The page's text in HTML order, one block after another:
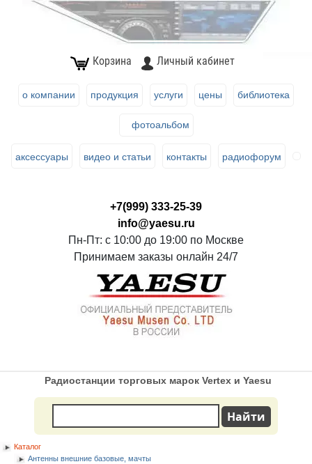
Корзина Личный кабинет
о компании продукция услуги цены библиотека
фотоальбом
аксессуары видео и статьи контакты радиофорум
+7(999) 333-25-39
info@yaesu.ru
Пн-Пт: с 10:00 до 19:00 по Москве
Принимаем заказы онлайн 24/7
Радиостанции торговых марок Vertex и Yaesu
Каталог
Антенны внешние базовые, мачты